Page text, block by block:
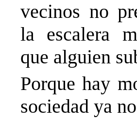
vecinos no
la escalera
que alguien
Porque hay
sociedad ya